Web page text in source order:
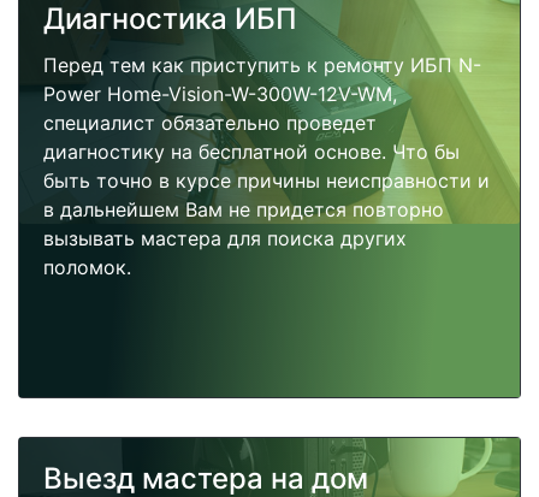
Диагностика ИБП
Перед тем как приступить к ремонту ИБП N-
Power Home-Vision-W-300W-12V-WM,
специалист обязательно проведет
диагностику на бесплатной основе. Что бы
быть точно в курсе причины неисправности и
в дальнейшем Вам не придется повторно
вызывать мастера для поиска других
поломок.
Выезд мастера на дом